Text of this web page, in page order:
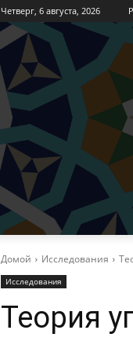
Четверг, 6 августа, 2026
Домой Исследования
Исследования
Теория